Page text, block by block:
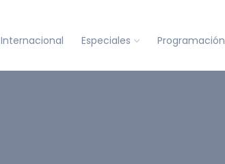
Internacional Especiales Programación